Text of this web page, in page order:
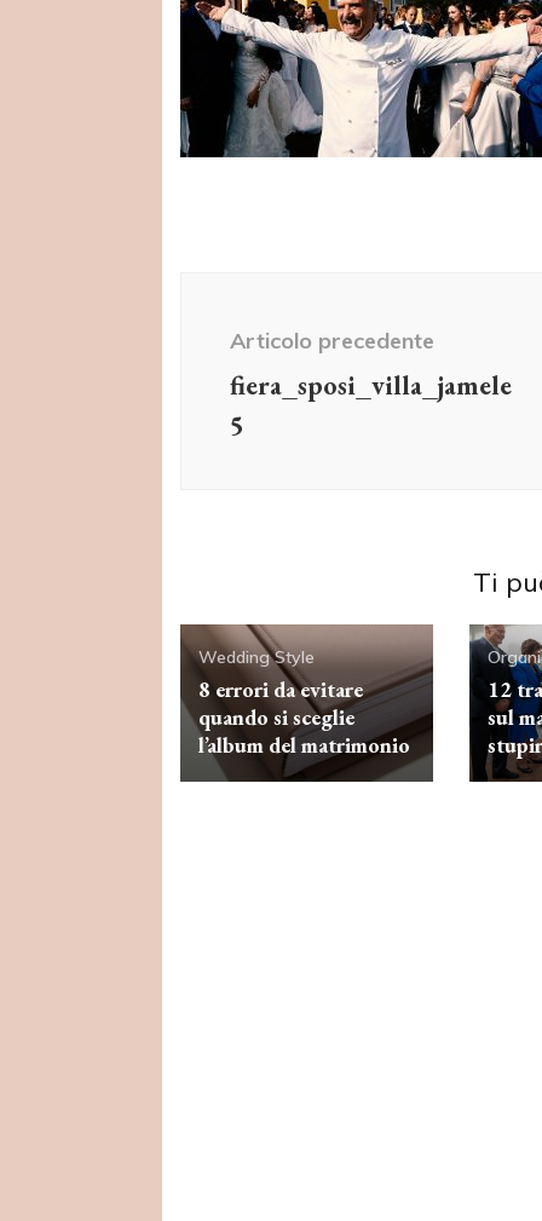
articolo
Articolo precedente
fiera_sposi_villa_jamele
5
Ti
Wedding Style
8 errori da evitare
quando si sceglie
l’album del matrimonio
12
sul